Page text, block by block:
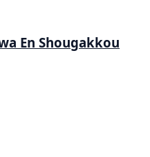
En Shougakkou